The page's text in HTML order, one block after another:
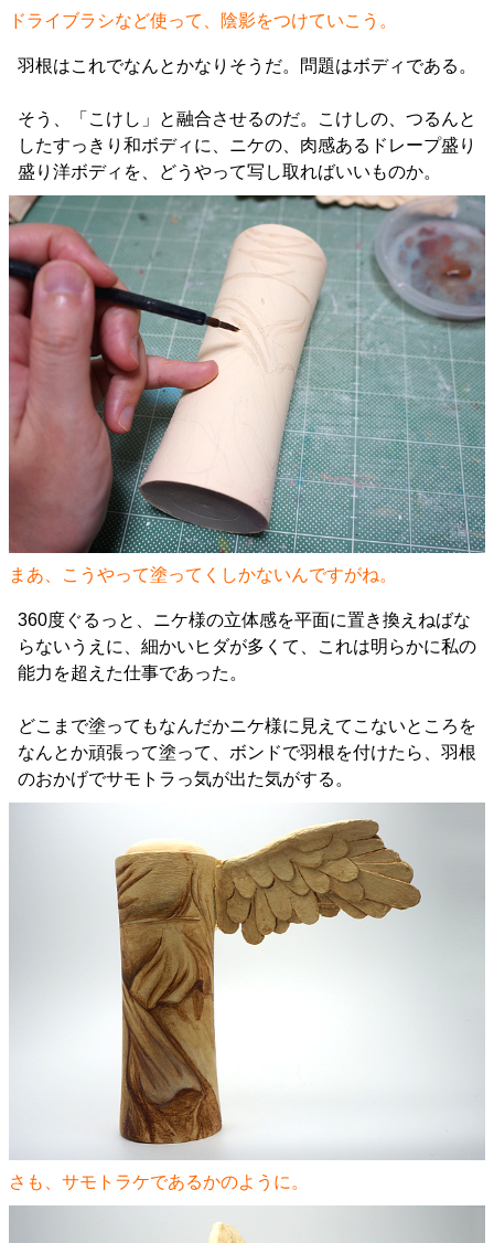
ドライブラシなど使って、陰影をつけていこう。
羽根はこれでなんとかなりそうだ。問題はボディである。
そう、「こけし」と融合させるのだ。こけしの、つるんと
したすっきり和ボディに、ニケの、肉感あるドレープ盛り
盛り洋ボディを、どうやって写し取ればいいものか。
まあ、こうやって塗ってくしかないんですがね。
360度ぐるっと、ニケ様の立体感を平面に置き換えねばな
らないうえに、細かいヒダが多くて、これは明らかに私の
能力を超えた仕事であった。
どこまで塗ってもなんだかニケ様に見えてこないところを
なんとか頑張って塗って、ボンドで羽根を付けたら、羽根
のおかげでサモトラっ気が出た気がする。
さも、サモトラケであるかのように。